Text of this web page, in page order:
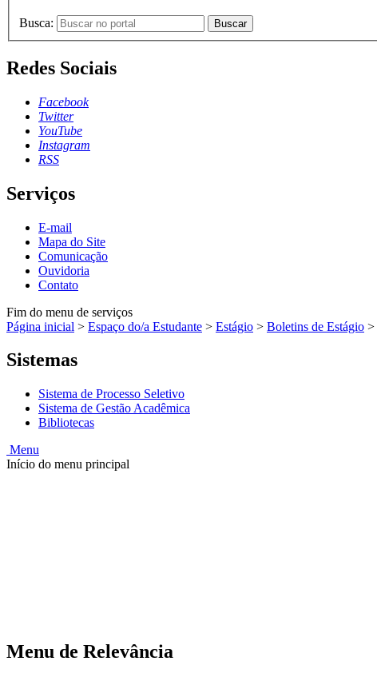
Busca: Buscar
Redes Sociais
Facebook
Twitter
YouTube
Instagram
RSS
Serviços
E-mail
Mapa do Site
Comunicação
Ouvidoria
Contato
Fim do menu de serviços
Página inicial > Espaço do/a Estudante > Estágio > Boletins de Estágio >
Sistemas
Sistema de Processo Seletivo
Sistema de Gestão Acadêmica
Bibliotecas
Menu
Início do menu principal
Menu de Relevância